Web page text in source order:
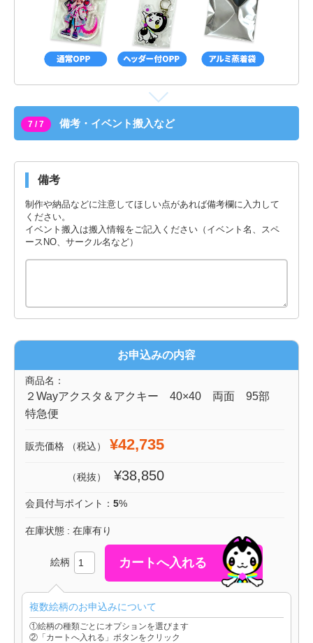
7 / 7 備考・イベント搬入など
備考
制作や納品などに注意してほしい点があれば備考欄に入力して
ください。
イベント搬入は搬入情報をご記入ください（イベント名、スペ
ースNO、サークル名など）
お申込みの内容
商品名：
２Wayアクスタ＆アクキー 40×40 両面 95部
特急便
販売価格 （税込） ¥42,735
（税抜） ¥38,850
会員付与ポイント： 5%
在庫状態 : 在庫有り
絵柄
複数絵柄のお申込みについて
①絵柄の種類ごとにオプションを選びます
②「カートへ入れる」ボタンをクリック